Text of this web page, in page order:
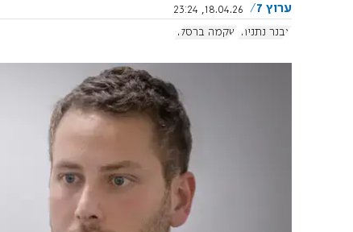
ערוץ 7
18.04.26, 23:24
אבנר נתניהו
שקמה ברסלר